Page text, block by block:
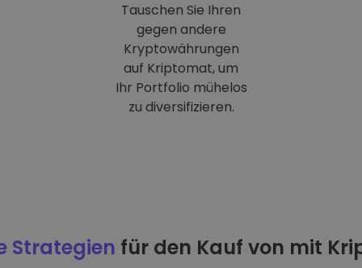
Tauschen Sie Ihren
gegen andere
Kryptowährungen
auf Kriptomat, um
Ihr Portfolio mühelos
zu diversifizieren.
Strategien für den Kauf von mit